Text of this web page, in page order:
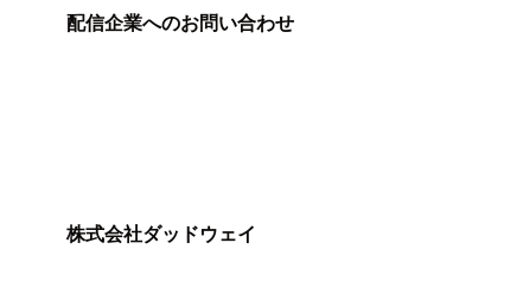
配信企業へのお問い合わせ
株式会社ダッドウェイ